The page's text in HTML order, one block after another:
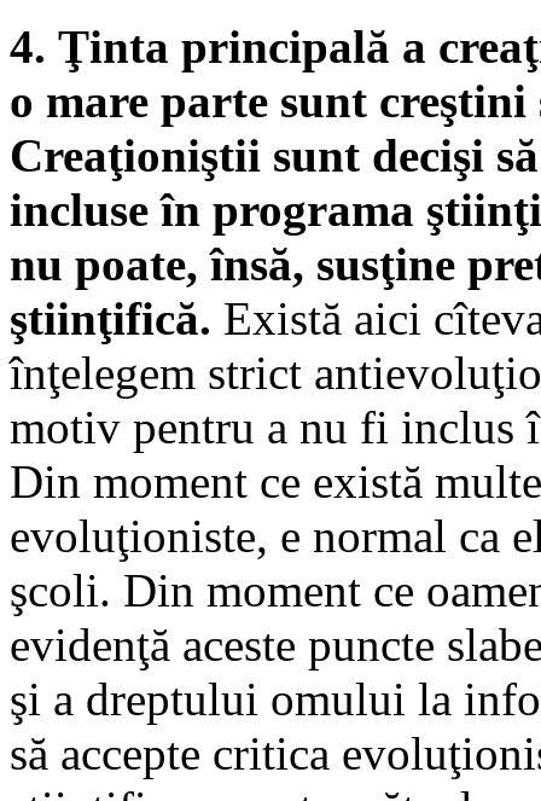
4. Ţinta principală a
o mare parte sunt creştini
Creaţioniştii sunt decişi
incluse în programa
nu poate, însă, susţine
ştiinţifică. Există aici
înţelegem strict
motiv pentru a nu fi inclus
Din moment ce există
evoluţioniste, e normal ca
şcoli. Din moment ce
evidenţă aceste puncte
şi a dreptului omului la
să accepte critica